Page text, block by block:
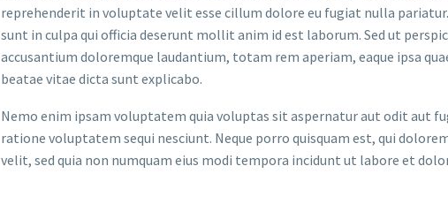
reprehenderit in voluptate velit esse cillum dolore eu fugiat nulla
sunt in culpa qui officia deserunt mollit anim id est laborum. Sed ut
accusantium doloremque laudantium, totam rem aperiam, eaque ipsa
beatae vitae dicta sunt explicabo.
Nemo enim ipsam voluptatem quia voluptas sit aspernatur aut odit aut
ratione voluptatem sequi nesciunt. Neque porro quisquam est, qui
velit, sed quia non numquam eius modi tempora incidunt ut labore et